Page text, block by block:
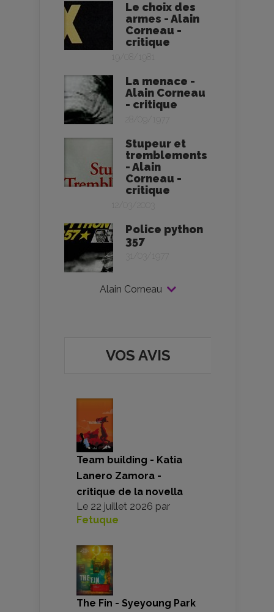
Le choix des
armes - Alain
Corneau -
critique
19/08/1981
La menace -
Alain Corneau
- critique
28/09/1977
Stupeur et
tremblements
- Alain
Corneau -
critique
12/03/2003
Police python
357
31/03/1977
Alain Corneau
VOS AVIS
Team building - Katia
Lanero Zamora -
critique de la novella
Le 22 juillet 2026 par
Fetuque
The Fin - Syeyoung Park